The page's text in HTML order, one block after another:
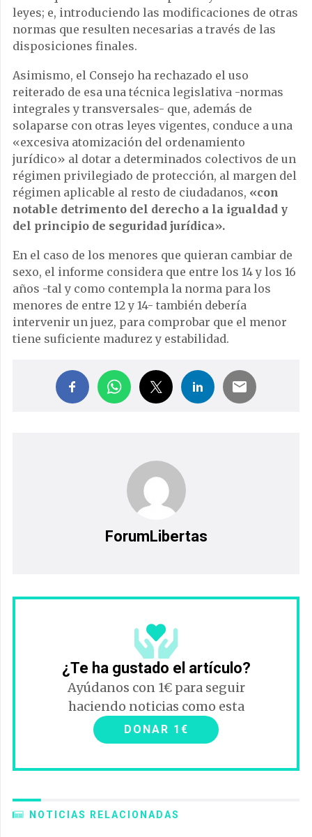
leyes; e, introduciendo las modificaciones de otras
normas que resulten necesarias a través de las
disposiciones finales.
Asimismo, el Consejo ha rechazado el uso
reiterado de esa una técnica legislativa -normas
integrales y transversales- que, además de
solaparse con otras leyes vigentes, conduce a una
«excesiva atomización del ordenamiento
jurídico» al dotar a determinados colectivos de un
régimen privilegiado de protección, al margen del
régimen aplicable al resto de ciudadanos, «con
notable detrimento del derecho a la igualdad y
del principio de seguridad jurídica».
En el caso de los menores que quieran cambiar de
sexo, el informe considera que entre los 14 y los 16
años -tal y como contempla la norma para los
menores de entre 12 y 14- también debería
intervenir un juez, para comprobar que el menor
tiene suficiente madurez y estabilidad.
ForumLibertas
¿Te ha gustado el artículo?
Ayúdanos con 1€ para seguir
haciendo noticias como esta
DONAR 1€
NOTICIAS RELACIONADAS